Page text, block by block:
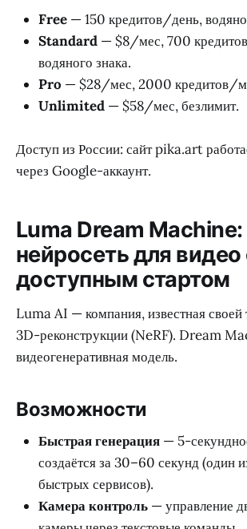
Free — 150 кредитов/день,
Standard — $8/мес, 700
водяного знака.
Pro — $28/мес, 2000 кредитов/
Unlimited — $58/мес, безлимит.
Доступ из России: сайт pika.art
через Google-аккаунт.
Luma Dream Machine:
нейросеть для видео
доступным стартом
Luma AI — компания, известная своей
3D-реконструкции (NeRF). Dream
видеогенеративная модель.
Возможности
Быстрая генерация — 5-
создаётся за 30–60 секунд (один
быстрых сервисов).
Камера контроль — управление